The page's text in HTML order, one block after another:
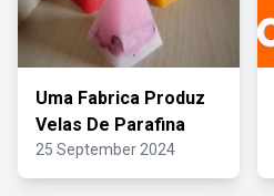
Uma Fabrica Produz
Velas De Parafina
25 September 2024